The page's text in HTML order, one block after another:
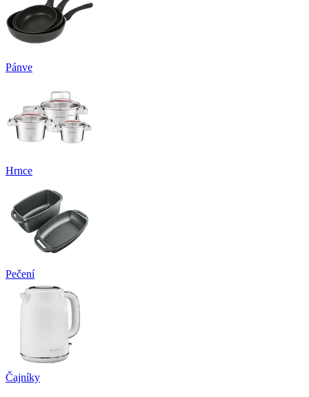
Pánve
Hrnce
Pečení
Čajníky